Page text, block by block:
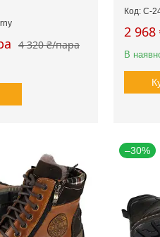
4 320 ₴/пара
C-
2
В
–30%